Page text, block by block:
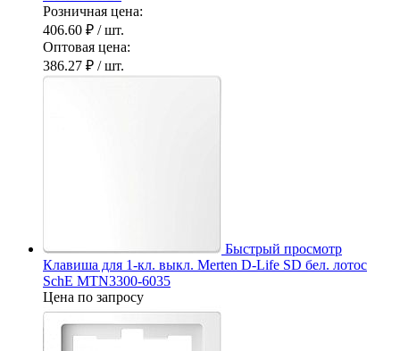
Розничная цена:
406.60 ₽ / шт.
Оптовая цена:
386.27 ₽ / шт.
Быстрый просмотр
Клавиша для 1-кл. выкл. Merten D-Life SD бел. лотос
SchE MTN3300-6035
Цена по запросу